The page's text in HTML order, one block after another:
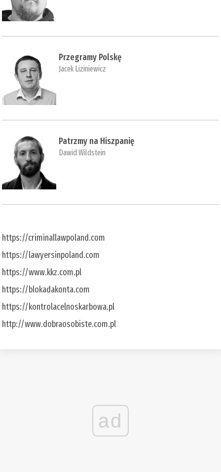
Przegramy Polskę
Jacek Liziniewicz
Patrzmy na Hiszpanię
Dawid Wildstein
https://criminallawpoland.com
https://lawyersinpoland.com
https://www.kkz.com.pl
https://blokadakonta.com
https://kontrolacelnoskarbowa.pl
http://www.dobraosobiste.com.pl
ad